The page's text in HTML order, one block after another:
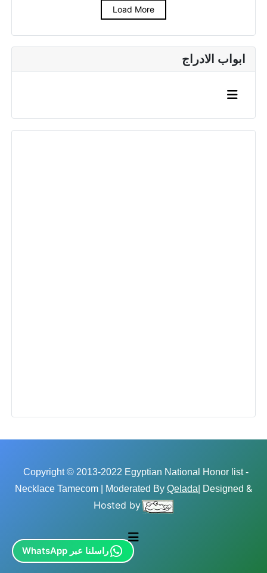
ابواب الادراج
راسلنا عبر WhatsApp
Load More
Copyright © 2013-2022 Egyptian National Honor list -
Necklace Tamecom | Moderated By Qelada | Designed &
Hosted by